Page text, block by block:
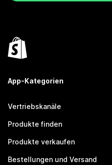
App-Kategorien
Vertriebskanäle
Produkte finden
Produkte verkaufen
Bestellungen und Versand